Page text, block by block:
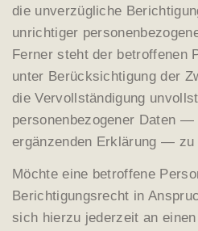
die unverzügliche
unrichtiger
Ferner steht der betroffenen
unter Berücksichtigung der
die Vervollständigung
personenbezogener Daten
ergänzenden Erklärung — zu
Möchte eine betroffene
Berichtigungsrecht in
sich hierzu jederzeit an